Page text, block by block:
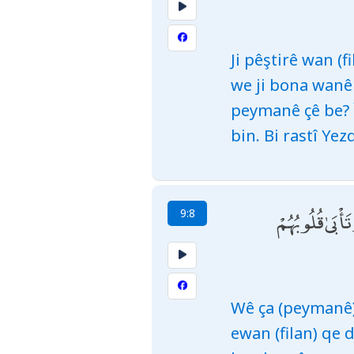
Ji pêştirê wan
we ji bona
peymanê çê
bin. Bi rastî
9:8 قُلُوبُهُمْ
Wê ça
ewan (filan) qe